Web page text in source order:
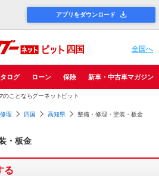
アプリをダウンロード
四国 全国へ
ログ ローン 保険 新車・中古車マガジン
ことならグーネットピット
理 四国 高知県 整備・修理・塗装・板金
・板金
る